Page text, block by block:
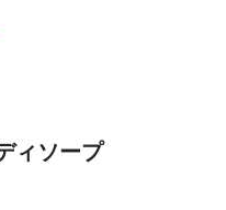
ィソープ